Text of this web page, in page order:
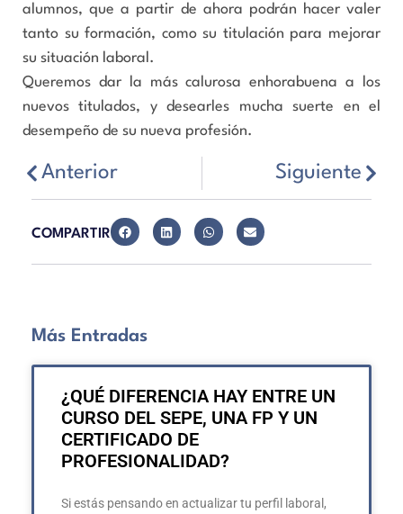
alumnos, que a partir de ahora podrán hacer valer
tanto su formación, como su titulación para mejorar
su situación laboral.
Queremos dar la más calurosa enhorabuena a los
nuevos titulados, y desearles mucha suerte en el
desempeño de su nueva profesión.
Anterior Siguiente
COMPARTIR
Más Entradas
¿QUÉ DIFERENCIA HAY ENTRE UN
CURSO DEL SEPE, UNA FP Y UN
CERTIFICADO DE
PROFESIONALIDAD?
Si estás pensando en actualizar tu perfil laboral,